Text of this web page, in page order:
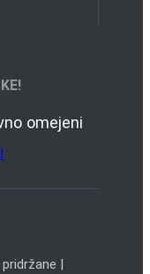
omejeni
|